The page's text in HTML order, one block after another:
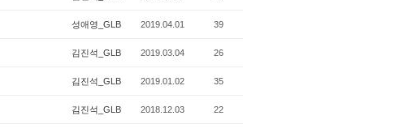
성애영_GLB 2019.04.01 39
김진석_GLB 2019.03.04 26
김진석_GLB 2019.01.02 35
김진석_GLB 2018.12.03 22